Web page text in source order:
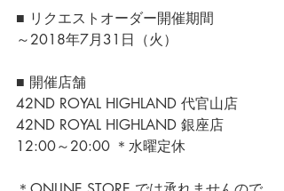
■ リクエストオーダー開催期間
～2018年7月31日（火）
■ 開催店舗
42ND ROYAL HIGHLAND 代官山店
42ND ROYAL HIGHLAND 銀座店
12:00～20:00 ＊水曜定休